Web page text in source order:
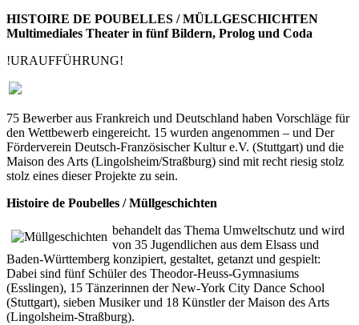
HISTOIRE DE POUBELLES / MÜLLGESCHICHTEN
Multimediales Theater in fünf Bildern, Prolog und Coda
!URAUFFÜHRUNG!
75 Bewerber aus Frankreich und Deutschland haben Vorschläge für
den Wettbewerb eingereicht. 15 wurden angenommen – und Der
Förderverein Deutsch-Französischer Kultur e.V. (Stuttgart) und die
Maison des Arts (Lingolsheim/Straßburg) sind mit recht riesig stolz
stolz eines dieser Projekte zu sein.
Histoire de Poubelles / Müllgeschichten
behandelt das Thema Umweltschutz und wird
von 35 Jugendlichen aus dem Elsass und
Baden-Württemberg konzipiert, gestaltet, getanzt und gespielt:
Dabei sind fünf Schüler des Theodor-Heuss-Gymnasiums
(Esslingen), 15 Tänzerinnen der New-York City Dance School
(Stuttgart), sieben Musiker und 18 Künstler der Maison des Arts
(Lingolsheim-Straßburg).